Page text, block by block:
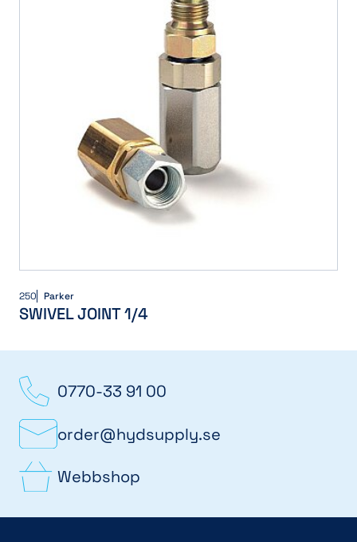
250 Parker
SWIVEL JOINT 1/4
0770-33 91 00
order@hydsupply.se
Webbshop